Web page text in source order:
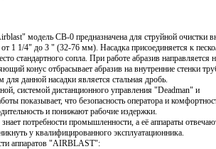
модель СВ-0 предназначена для струйной очистки
1 1/4" до 3 " (32-76 мм). Насадка присоединяется к
стандартного сопла. При работе абразив направляется
конус отбрасывает абразив на внутренние стенки
данной насадки является стальная дробь.
системой дистанционного управления "Deadman" и
показывает, что безопасность оператора и
и понижают рабочие издержки.
потребности промышленности, а её аппараты
у квалифицированного эксплуатационника.
аппаратов "AIRBLAST":